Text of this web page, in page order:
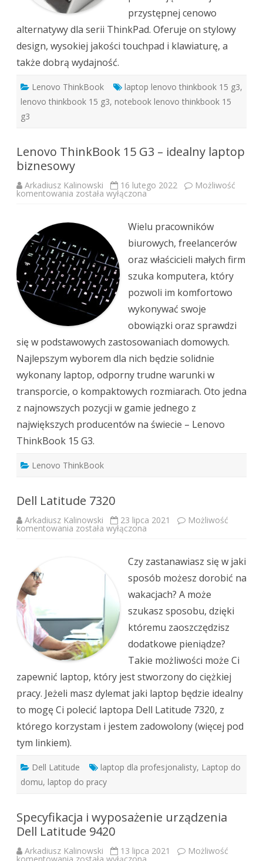
przystępnej cenowo
alternatywy dla serii ThinkPad. Oferuje on stylowy
design, wysokiej jakości touchpad i klawiaturę, a
także dobrą wydajność.
Lenovo ThinkBook laptop lenovo thinkbook 15 g3,
lenovo thinkbook 15 g3, notebook lenovo thinkbook 15
g3
Lenovo ThinkBook 15 G3 – idealny laptop
biznesowy
Arkadiusz Kalinowski 16 lutego 2022 Możliwość
komentowania Lenovo
ThinkBook
–
idealny
biznesowy
została wyłączona
Wielu pracowników
biurowych, freelancerów
oraz właścicieli małych firm
szuka komputera, który
pozwoli im komfortowo
wykonywać swoje
obowiązki oraz sprawdzi
się w podstawowych zastosowaniach domowych.
Najlepszym wyborem dla nich będzie solidnie
wykonany laptop, odporny trudne warunki w
transporcie, o kompaktowych rozmiarach. Oto jedna
z najnowszych pozycji w gamie jednego z
największych producentów na świecie – Lenovo
ThinkBook 15 G3.
Lenovo ThinkBook
Dell Latitude 7320
Arkadiusz Kalinowski 23 lipca 2021 Możliwość
komentowania Dell
została wyłączona
Czy zastanawiasz się w jaki
sposób możesz dorobić na
wakacjach? A może
szukasz sposobu, dzięki
któremu zaoszczędzisz
dodatkowe pieniądze?
Takie możliwości może Ci
zapewnić laptop, który jest stworzony do ciężkiej
pracy. Jeżeli masz dylemat jaki laptop będzie idealny
to mogę Ci polecić laptopa Dell Latitude 7320, z
którego korzystam i jestem zadowolony (więcej pod
tym linkiem).
Dell Latitude laptop dla profesjonalisty, Laptop do
domu, laptop do pracy
Specyfikacja i wyposażenie urządzenia
Dell Latitude 9420
Arkadiusz Kalinowski 13 lipca 2021 Możliwość
Specyfikacja